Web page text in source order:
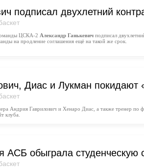
подписал двухлетний
ЦСКА-2 Александр Ганькевич подписал
на продление соглашения ещё на такой же срок.
Диас и Лукман покидают
Андрия Гаврилович и Хенаро Диас, а также тренер
клуба.
АСБ обыграла студенческую